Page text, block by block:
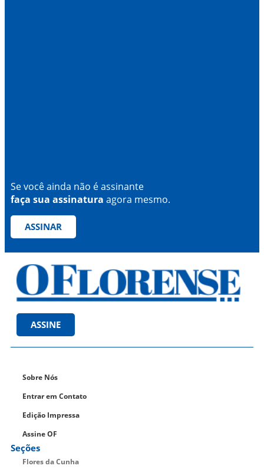
Se você ainda não é assinante
faça sua assinatura agora mesmo.
ASSINAR
ASSINE
Sobre Nós
Entrar em Contato
Edição Impressa
Assine OF
Seções
Flores da Cunha